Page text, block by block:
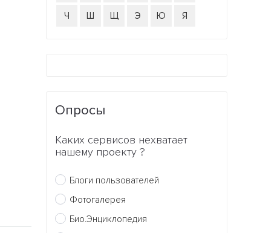
Ч Ш Щ Э Ю Я
Опросы
Каких сервисов нехватает
нашему проекту ?
Блоги пользователей
Фотогалерея
Био.Энциклопедия